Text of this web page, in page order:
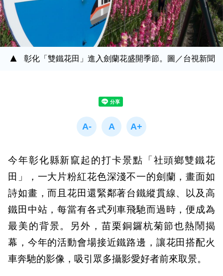
彰化「雙鐵花田」進入劍蘭花盛開季節。圖／台視新聞
今年彰化縣新竄起的打卡景點「社頭鄉雙鐵花
田」，一大片粉紅花色深淺不一的劍蘭，畫面如
詩如畫，而且花田還緊鄰著台鐵縱貫線、以及高
鐵田中站，每當有各式列車飛馳而過時，便成為
最美的背景。另外，苗栗銅鑼杭菊節也熱鬧揭
幕，今年的活動會場接近鐵路邊，讓花田搭配火
車奔馳的影像，吸引眾多攝影愛好者前來取景。